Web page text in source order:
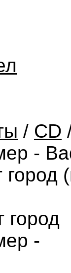
/ CD
-
город